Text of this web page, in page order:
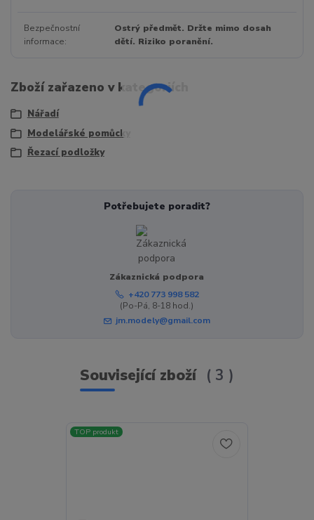
Bezpečnostní
informace
Ostrý předmět. Držte mimo dosah
dětí. Riziko poranění.
Zboží zařazeno v kategoriích
Nářadí
Modelářské pomůcky
Řezací podložky
Potřebujete poradit?
Zákaznická podpora
+420 773 998 582
(Po-Pá, 8-18 hod.)
jm.modely@gmail.com
Související zboží 3
TOP produkt